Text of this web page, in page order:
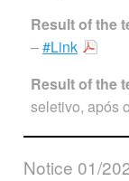
Result of the
–#Link
Result of the
seletivo, após
Notice 01/